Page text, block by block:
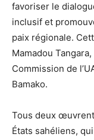
favoriser le
inclusif et
paix régionale.
Mamadou
Commission de
Bamako.
Tous deux
États sahéliens,